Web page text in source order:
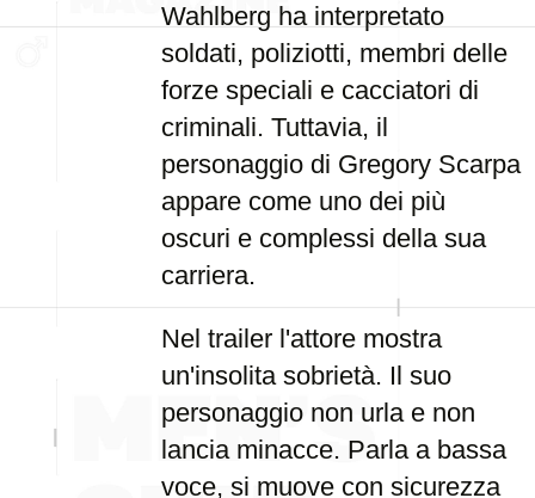
Wahlberg ha interpretato
soldati, poliziotti, membri delle
forze speciali e cacciatori di
criminali. Tuttavia, il
personaggio di Gregory Scarpa
appare come uno dei più
oscuri e complessi della sua
carriera.
Nel trailer l'attore mostra
un'insolita sobrietà. Il suo
personaggio non urla e non
lancia minacce. Parla a bassa
voce, si muove con sicurezza